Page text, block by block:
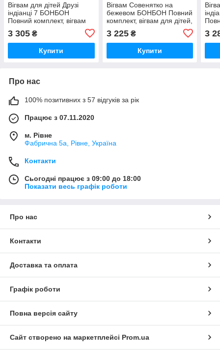
Вігвам для дітей Друзі
індіанці 7 БОНБОН
Повний комплект, вігвам
вігвам, вігвам для
дівчинки, дитячий намет
3 305 ₴
Купити
Вігвам Совенятко на
бежевом БОНБОН Повний
комплект, вігвам для дітей,
дитячий вігвам, вігвам для
дівчинки, вігвам для
хлопчика
3 225₴
Купити
3
Про нас
100% позитивних з 57 відгуків за рік
Працює з 07.11.2020
м. Рівне
Фабрична 5а, Рівне, Україна
Контакти
Сьогодні працює з 09:00 до 18:00
Показати весь графік роботи
Про нас
Контакти
Доставка та оплата
Графік роботи
Повна версія сайту
Сайт створено на маркетплейсі Prom.ua